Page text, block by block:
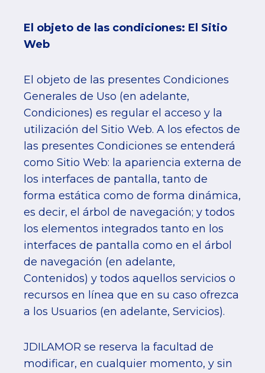
El objeto de las condiciones: El Sitio
Web
El objeto de las presentes Condiciones
Generales de Uso (en adelante,
Condiciones) es regular el acceso y la
utilización del Sitio Web. A los efectos de
las presentes Condiciones se entenderá
como Sitio Web: la apariencia externa de
los interfaces de pantalla, tanto de
forma estática como de forma dinámica,
es decir, el árbol de navegación; y todos
los elementos integrados tanto en los
interfaces de pantalla como en el árbol
de navegación (en adelante,
Contenidos) y todos aquellos servicios o
recursos en línea que en su caso ofrezca
a los Usuarios (en adelante, Servicios).
JDILAMOR se reserva la facultad de
modificar, en cualquier momento, y sin